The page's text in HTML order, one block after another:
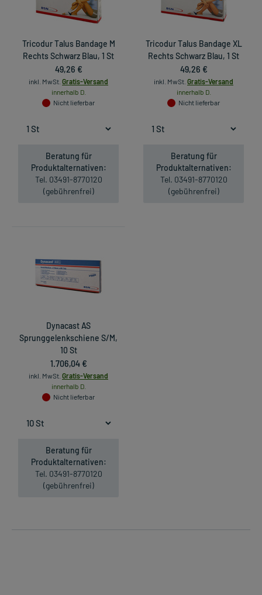
Tricodur Talus Bandage M
Rechts Schwarz Blau, 1 St
49,26 €
inkl. MwSt. Gratis-Versand
innerhalb D.
Nicht lieferbar
Beratung für
Produktalternativen:
Tel. 03491-8770120
(gebührenfrei)
Tricodur Talus Bandage XL
Rechts Schwarz Blau, 1 St
49,26 €
inkl. MwSt. Gratis-Versand
innerhalb D.
Nicht lieferbar
Beratung für
Produktalternativen:
Tel. 03491-8770120
(gebührenfrei)
Dynacast AS
Sprunggelenkschiene S/M,
10 St
1.706,04 €
inkl. MwSt. Gratis-Versand
innerhalb D.
Nicht lieferbar
Beratung für
Produktalternativen:
Tel. 03491-8770120
(gebührenfrei)